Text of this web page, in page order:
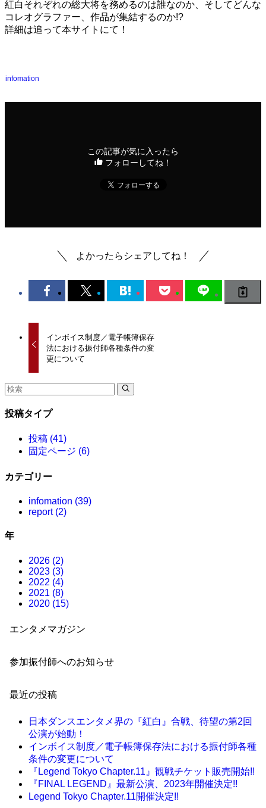
紅白それぞれの総大将を務めるのは誰なのか、そしてどんな
コレオグラファー、作品が集結するのか!?
詳細は追って本サイトにて！
infomation
この記事が気に入ったら
フォローしてね！
よかったらシェアしてね！
インボイス制度／電子帳簿保存
法における振付師各種条件の変
更について
投稿タイプ
投稿 (41)
固定ページ (6)
カテゴリー
infomation (39)
report (2)
年
2026 (2)
2023 (3)
2022 (4)
2021 (8)
2020 (15)
エンタメマガジン
参加振付師へのお知らせ
最近の投稿
日本ダンスエンタメ界の『紅白』合戦、待望の第2回
公演が始動！
インボイス制度／電子帳簿保存法における振付師各種
条件の変更について
『Legend Tokyo Chapter.11』観戦チケット販売開始!!
『FINAL LEGEND』最新公演、2023年開催決定!!
Legend Tokyo Chapter.11開催決定!!